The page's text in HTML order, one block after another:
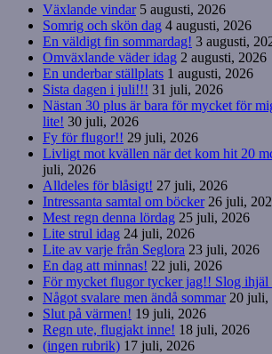
Växlande vindar 5 augusti, 2026
Somrig och skön dag 4 augusti, 2026
En väldigt fin sommardag! 3 augusti,
Omväxlande väder idag 2 augusti, 2026
En underbar ställplats 1 augusti, 2026
Sista dagen i juli!!! 31 juli, 2026
Nästan 30 plus är bara för mycket för
lite! 30 juli, 2026
Fy för flugor!! 29 juli, 2026
Livligt mot kvällen när det kom hit 20
juli, 2026
Alldeles för blåsigt! 27 juli, 2026
Intressanta samtal om böcker 26 juli,
Mest regn denna lördag 25 juli, 2026
Lite strul idag 24 juli, 2026
Lite av varje från Seglora 23 juli, 2026
En dag att minnas! 22 juli, 2026
För mycket flugor tycker jag!! Slog ihjäl
Något svalare men ändå sommar 20 juli,
Slut på värmen! 19 juli, 2026
Regn ute, flugjakt inne! 18 juli, 2026
(ingen rubrik) 17 juli, 2026